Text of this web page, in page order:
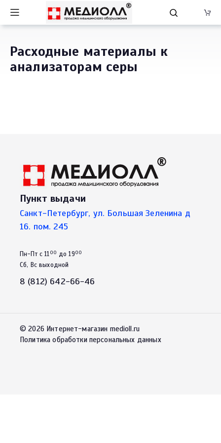
Расходные материалы к
анализаторам серы
Пункт выдачи
Санкт-Петербург, ул. Большая Зеленина д
16. пом. 245
Пн-Пт с 1100 до 1900
Сб, Вс выходной
8 (812) 642-66-46
© 2026 Интернет-магазин medioll.ru
Политика обработки персональных данных